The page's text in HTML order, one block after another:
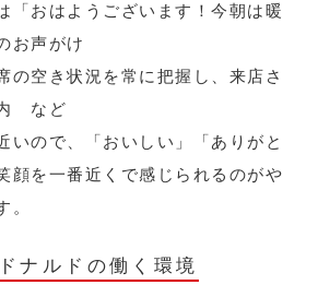
「おはようございます！今朝は暖
お声がけ
の空き状況を常に把握し、来店さ
など
いので、「おいしい」「ありがと
顔を一番近くで感じられるのがや
。
ナルドの働く環境